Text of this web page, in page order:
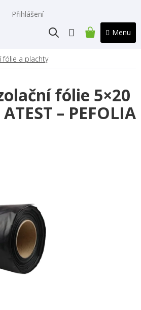
Přihlášení
NÁKUPNÍ
fólie a plachty
fólie 5×20
– PEFOLIA